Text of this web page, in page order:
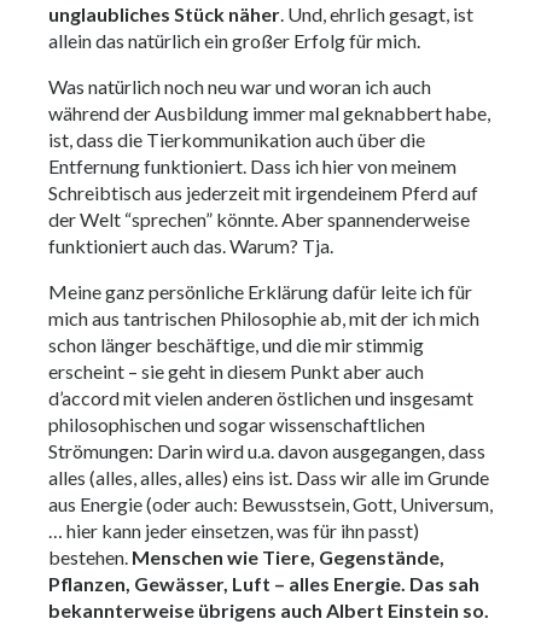
unglaubliches Stück näher . Und, ehrlich gesagt, ist
allein das natürlich ein großer Erfolg für mich.
Was natürlich noch neu war und woran ich auch
während der Ausbildung immer mal geknabbert habe,
ist, dass die Tierkommunikation auch über die
Entfernung funktioniert. Dass ich hier von meinem
Schreibtisch aus jederzeit mit irgendeinem Pferd auf
der Welt “sprechen” könnte. Aber spannenderweise
funktioniert auch das. Warum? Tja.
Meine ganz persönliche Erklärung dafür leite ich für
mich aus tantrischen Philosophie ab, mit der ich mich
schon länger beschäftige, und die mir stimmig
erscheint – sie geht in diesem Punkt aber auch
d’accord mit vielen anderen östlichen und insgesamt
philosophischen und sogar wissenschaftlichen
Strömungen: Darin wird u.a. davon ausgegangen, dass
alles (alles, alles, alles) eins ist. Dass wir alle im Grunde
aus Energie (oder auch: Bewusstsein, Gott, Universum,
… hier kann jeder einsetzen, was für ihn passt)
bestehen. Menschen wie Tiere, Gegenstände,
Pflanzen, Gewässer, Luft – alles Energie. Das sah
bekannterweise übrigens auch Albert Einstein so.